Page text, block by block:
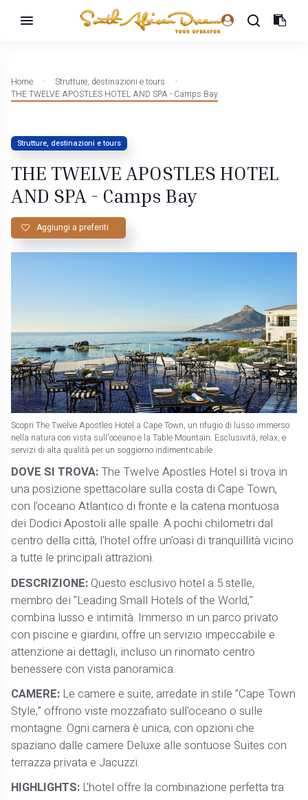
Home
Strutture, destinazioni e tours
THE TWELVE APOSTLES HOTEL AND SPA - Camps Bay
Strutture, destinazioni e tours
THE TWELVE APOSTLES HOTEL
AND SPA - Camps Bay
Aggiungi a preferiti
Scopri The Twelve Apostles Hotel a Cape Town, un rifugio di lusso immerso
nella natura con vista sull'oceano e la Table Mountain. Esclusività, relax, e
servizi di alta qualità per un soggiorno indimenticabile.
DOVE SI TROVA: The Twelve Apostles Hotel si trova in
una posizione spettacolare sulla costa di Cape Town,
con l'oceano Atlantico di fronte e la catena montuosa
dei Dodici Apostoli alle spalle. A pochi chilometri dal
centro della città, l'hotel offre un'oasi di tranquillità vicino
a tutte le principali attrazioni.
DESCRIZIONE:Questo esclusivo hotel a 5 stelle,
membro dei "Leading Small Hotels of the World,"
combina lusso e intimità. Immerso in un parco privato
con piscine e giardini, offre un servizio impeccabile e
attenzione ai dettagli, incluso un rinomato centro
benessere con vista panoramica.
CAMERE: Le camere e suite, arredate in stile "Cape Town
Style," offrono viste mozzafiato sull'oceano o sulle
montagne. Ogni camera è unica, con opzioni che
spaziano dalle camere Deluxe alle sontuose Suites con
terrazza privata e Jacuzzi.
HIGHLIGHTS: L'hotel offre la combinazione perfetta tra